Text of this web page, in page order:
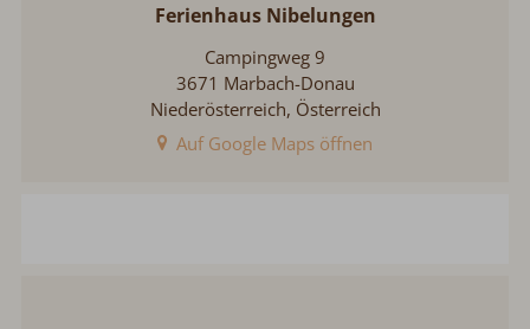
Ferienhaus Nibelungen
Campingweg 9
3671 Marbach-Donau
Niederösterreich, Österreich
Auf Google Maps öffnen